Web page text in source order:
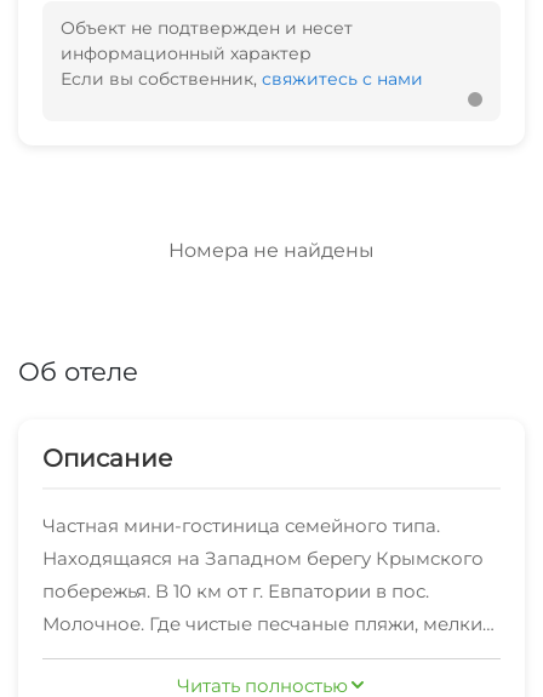
Объект не подтвержден и несет
информационный характер
Если вы собственник, свяжитесь с нами
Номера не найдены
Об отеле
Описание
Частная мини-гостиница семейного типа.
Находящаяся на Западном берегу Крымского
побережья. В 10 км от г. Евпатории в пос.
Молочное. Где чистые песчаные пляжи, мелкий
берег, также есть лиманы с лечебными грязями.
На пляже множество магазинчиков кафэшки, в
Читать полностью